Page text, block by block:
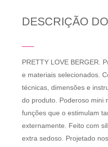
DESCRIÇÃO
PRETTY LOVE BERGER.
e materiais selecionados.
técnicas, dimensões e
do produto. Poderoso mini
funções que o estimulam
externamente. Feito com
extra sedoso. Projetado